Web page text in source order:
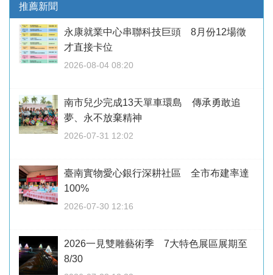
推薦新聞
永康就業中心串聯科技巨頭 8月份12場徵
才直接卡位
2026-08-04 08:20
南市兒少完成13天單車環島 傳承勇敢追
夢、永不放棄精神
2026-07-31 12:02
臺南實物愛心銀行深耕社區 全市布建率達
100%
2026-07-30 12:16
2026一見雙雕藝術季 7大特色展區展期至
8/30